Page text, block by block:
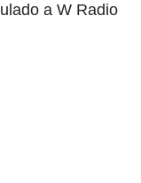
a W Radio